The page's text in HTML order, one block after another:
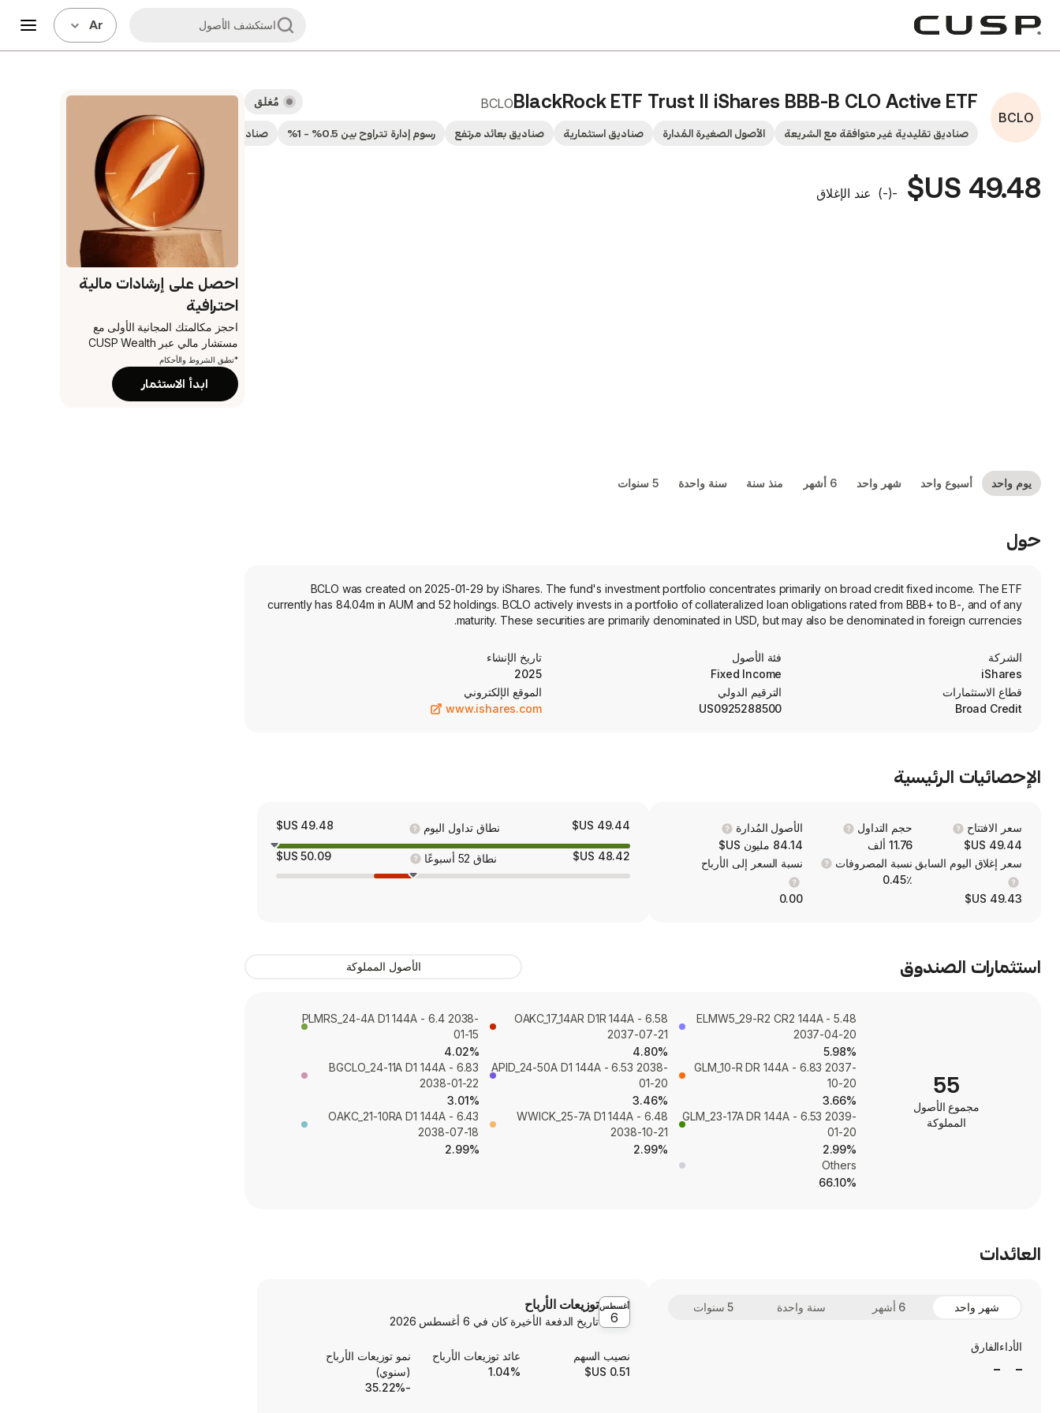
استكشف الأصول Ar
BCLO
BlackRock ETF Trust II iShares BBB-B CLO Active ETF
BCLO
صناديق تقليدية غير متوافقة مع الشريعة الأصول الصغيرة المُدارة صناديق استثمارية صناديق بعائد مرتفع رسوم إدارة تتراوح بين 0.5% - 1% صناديق توزيعات الأرباح صناديق عامة تستثمر في
مُغلق
49.48 US$
-
(
-
) عند الإغلاق
يوم واحد أسبوع واحد شهر واحد 6 أشهر منذ سنة سنة واحدة 5 سنوات
حول
BCLO was created on 2025-01-29 by iShares. The fund's investment portfolio concentrates primarily on broad credit fixed income. The ETF
currently has 84.04m in AUM and 52 holdings. BCLO actively invests in a portfolio of collateralized loan obligations rated from BBB+ to B-, and of any
maturity. These securities are primarily denominated in USD, but may also be denominated in foreign currencies.
الشركة
iShares
فئة الأصول
Fixed Income
تاريخ الإنشاء
2025
قطاع الاستثمارات
Broad Credit
الترقيم الدولي
US0925288500
الموقع الإلكتروني
www.ishares.com
الإحصائيات الرئيسية
سعر الافتتاح
49.44 US$
حجم التداول
11.76 ألف
الأصول المُدارة
84.14 مليون US$
سعر إغلاق اليوم السابق
49.43 US$
نسبة المصروفات
0.45٪
نسبة السعر إلى الأرباح
0.00
49.44 US$ نطاق تداول اليوم 49.48 US$
48.42 US$ نطاق 52 أسبوعًا 50.09 US$
استثمارات الصندوق الأصول المملوكة
55
مجموع الأصول
المملوكة
ELMW5_29-R2 CR2 144A - 5.48
2037-04-20
5.98%
OAKC_17_14AR D1R 144A - 6.58
2037-07-21
4.80%
PLMRS_24-4A D1 144A - 6.4 2038-
01-15
4.02%
GLM_10-R DR 144A - 6.83 2037-
10-20
3.66%
APID_24-50A D1 144A - 6.53 2038-
01-20
3.46%
BGCLO_24-11A D1 144A - 6.83
2038-01-22
3.01%
GLM_23-17A DR 144A - 6.53 2039-
01-20
2.99%
WWICK_25-7A D1 144A - 6.48
2038-10-21
2.99%
OAKC_21-10RA D1 144A - 6.43
2038-07-18
2.99%
Others
66.10%
العائدات
شهر واحد 6 أشهر سنة واحدة 5 سنوات
الأداءالفارق
أغسطس
6
توزيعات الأرباح
تاريخ الدفعة الأخيرة كان في 6 أغسطس 2026
نصيب السهم
0.51 US$
عائد توزيعات الأرباح
1.04%
نمو توزيعات الأرباح
(سنوي)
-35.22%
احصل على إرشادات مالية
احترافية
احجز مكالمتك المجانية الأولى مع
مستشار مالي عبر CUSP Wealth
*تطبق الشروط والأحكام
ابدأ الاستثمار